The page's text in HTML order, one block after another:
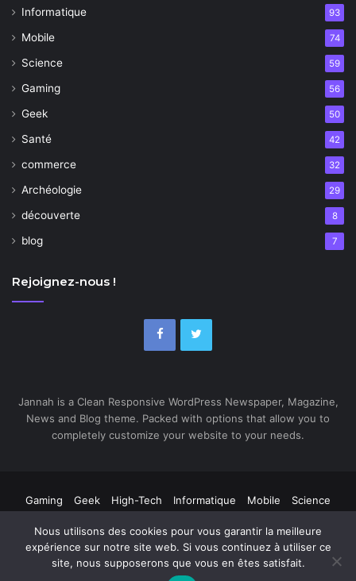
Informatique 93
Mobile 74
Science 59
Gaming 56
Geek 50
Santé 42
commerce 32
Archéologie 29
découverte 8
blog 7
Rejoignez-nous !
Jannah is a Clean Responsive WordPress Newspaper, Magazine,
News and Blog theme. Packed with options that allow you to
completely customize your website to your needs.
Gaming Geek High-Tech Informatique Mobile
Science
Nous utilisons des cookies pour vous garantir la meilleure
expérience sur notre site web. Si vous continuez à utiliser ce
site, nous supposerons que vous en êtes satisfait.